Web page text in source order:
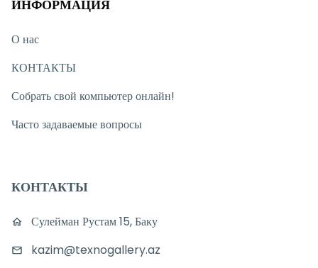
ИНФОРМАЦИЯ
О нас
КОНТАКТЫ
Собрать свой компьютер онлайн!
Часто задаваемые вопросы
КОНТАКТЫ
Сулейман Рустам 15, Баку
kazim@texnogallery.az